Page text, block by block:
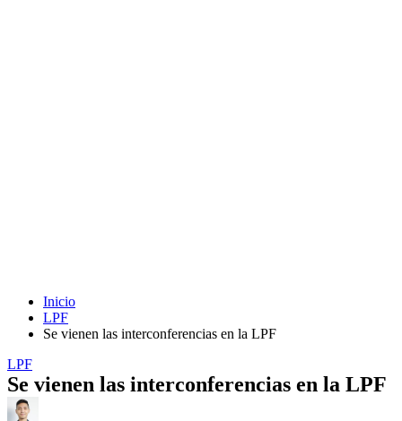
Inicio
LPF
Se vienen las interconferencias en la LPF
LPF
Se vienen las interconferencias en la LPF